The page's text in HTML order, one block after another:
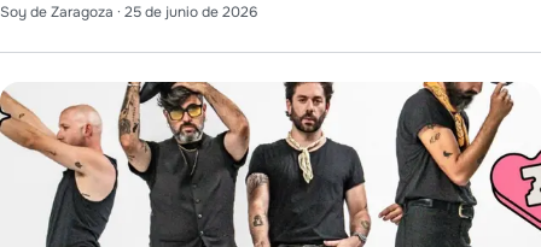
Soy de Zaragoza · 25 de junio de 2026